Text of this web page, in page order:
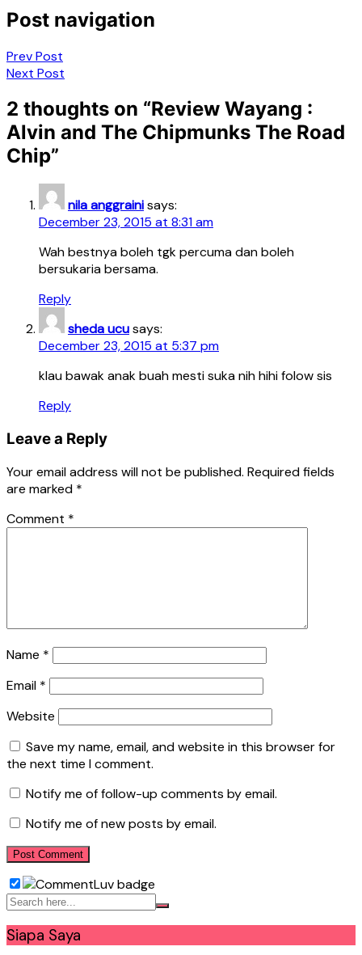
Post navigation
Prev Post
Next Post
2 thoughts on “Review Wayang :
Alvin and The Chipmunks The Road
Chip”
nila anggrainisays:
December 23, 2015 at 8:31 am
Wah bestnya boleh tgk percuma dan boleh
bersukaria bersama.
Reply
sheda ucusays:
December 23, 2015 at 5:37 pm
klau bawak anak buah mesti suka nih hihi folow sis
Reply
Leave a Reply
Your email address will not be published. Required fields
are marked *
Comment *
Name *
Email *
Website
Save my name, email, and website in this browser for
the next time I comment.
Notify me of follow-up comments by email.
Notify me of new posts by email.
Siapa Saya